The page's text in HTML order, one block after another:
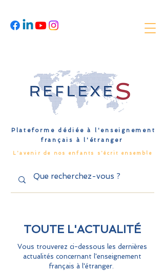
Plateforme dédiée à l'enseignement
français à l'étranger
L'avenir de nos enfants s'écrit ensemble
TOUTE L'ACTUALITÉ
Vous trouverez ci-dessous les dernières
actualités concernant l'enseignement
français à l'étranger.